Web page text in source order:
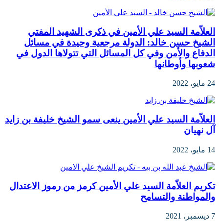
العلاّمة السيد علي الأمين في ذكرى الشهيد المفتي
الشيخ حسن خالد: الدولة مرجعية وحيدة في مسائل
الدفاع والأمن وفي كل المسائل التي تتولاها الدول في
شعوبها وأوطانها
24 مايو، 2022
العلاّمة السيد علي الأمين ينعى سمو الشيخ خليفة بن زايد
آل نهيان
14 مايو، 2022
تكريم العلاّمة السيد علي الأمين كرمز من رموز الاعتدال
والمواطنة والتسامح
7 ديسمبر، 2021